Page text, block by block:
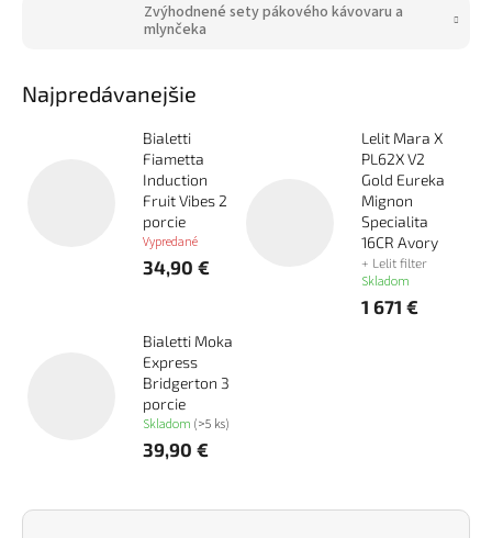
Zvýhodnené sety pákového kávovaru a
mlynčeka
Najpredávanejšie
Bialetti
Fiametta
Induction
Fruit Vibes 2
porcie
Vypredané
34,90 €
Lelit Mara X
PL62X V2
Gold Eureka
Mignon
Specialita
16CR Avory
+ Lelit filter
Skladom
1 671 €
Bialetti Moka
Express
Bridgerton 3
porcie
Skladom (>5 ks)
39,90 €
R